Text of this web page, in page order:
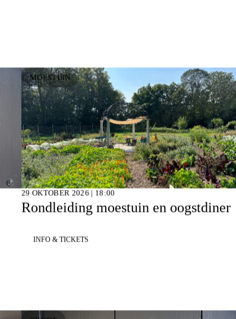
MOESTUIN
29 OKTOBER 2026 | 18:00
Rondleiding moestuin en oogstdiner
INFO & TICKETS